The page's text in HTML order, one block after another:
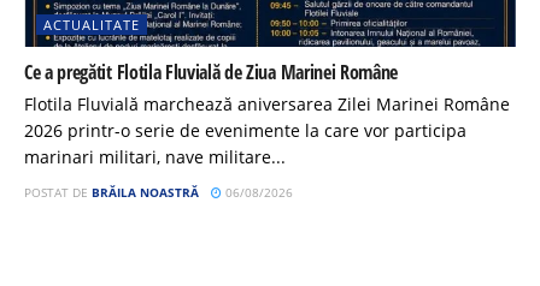
ACTUALITATE
Ce a pregătit Flotila Fluvială de Ziua Marinei Române
Flotila Fluvială marchează aniversarea Zilei Marinei Române
2026 printr-o serie de evenimente la care vor participa
marinari militari, nave militare...
POSTAT DE BRĂILA NOASTRĂ 06/08/2026